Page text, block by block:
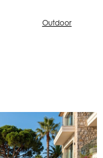
Outdoor